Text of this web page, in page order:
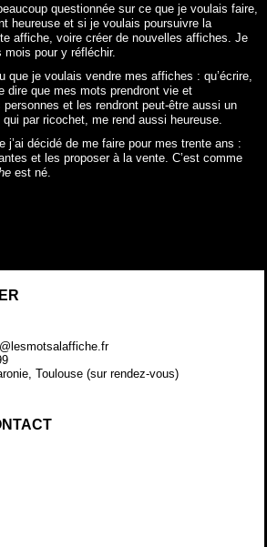
questionnée sur ce que je voulais faire,
heureuse et si je voulais poursuivre la
affiche, voire créer de nouvelles affiches. Je
pour y réfléchir.
que je voulais vendre mes affiches : qu’écrire,
dire que mes mots prendront vie et
personnes et les rendront peut-être aussi un
par ricochet, me rend aussi heureuse.
j’ai décidé de me faire pour mes trente ans :
et les proposer à la vente. C’est comme
est né.
Toulouse (sur rendez-vous)